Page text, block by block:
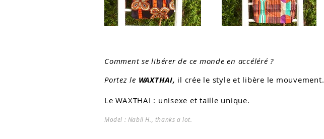
Comment se libérer de ce monde en accéléré ?
Portez le WAXTHAI, il crée le style et libère le mouvement.
Le WAXTHAI : unisexe et taille unique.
Model : Nabil H., thanks a lot.